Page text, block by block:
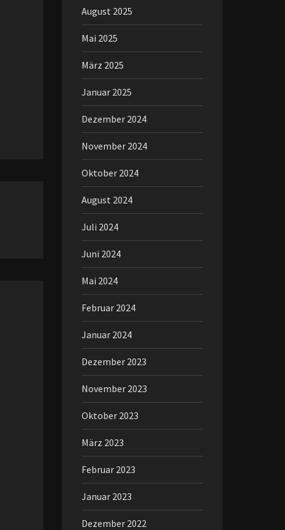
August 2025
Mai 2025
März 2025
Januar 2025
Dezember 2024
November 2024
Oktober 2024
August 2024
Juli 2024
Juni 2024
Mai 2024
Februar 2024
Januar 2024
Dezember 2023
November 2023
Oktober 2023
März 2023
Februar 2023
Januar 2023
Dezember 2022